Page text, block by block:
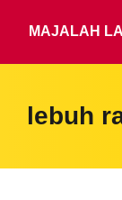
MAJALAH
lebuh